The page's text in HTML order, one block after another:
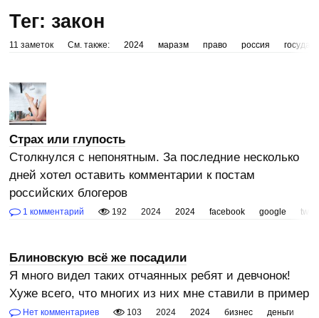
Тег: закон
11 заметок См. также: 2024 маразм право россия
Страх или глупость
Столкнулся с непонятным. За последние несколько
дней хотел оставить комментарии к постам
российских блогеров
1 комментарий 192 2024 2024 facebook google
Блиновскую всё же посадили
Я много видел таких отчаянных ребят и девчонок!
Хуже всего, что многих из них мне ставили в пример
Нет комментариев 103 2024 2024 бизнес деньги